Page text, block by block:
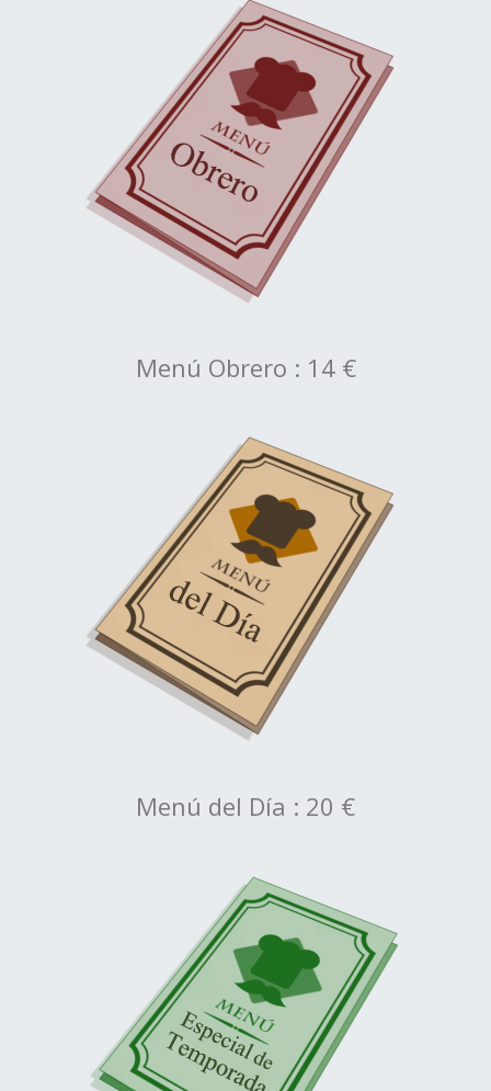
Menú Obrero : 14 €
Menú del Día : 20 €